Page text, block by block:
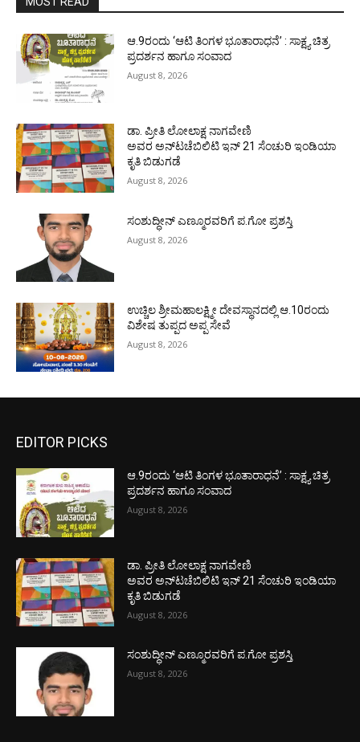
ಆ.9ರಂದು ‘ಆಟಿ ತಿಂಗಳ ಭೂತಾರಾಧನೆ’ : ಸಾಕ್ಷ್ಯ ಚಿತ್ರ
ಪ್ರದರ್ಶನ ಹಾಗೂ ಸಂವಾದ
August 8, 2026
ಡಾ. ಪ್ರೀತಿ ಲೋಲಾಕ್ಷ ನಾಗವೇಣಿ
ಅವರ ಅನ್‌ಟಚೆಬಿಲಿಟಿ ಇನ್ 21 ಸೆಂಚುರಿ ಇಂಡಿಯಾ
ಕೃತಿ ಬಿಡುಗಡೆ
August 8, 2026
ಸಂಶುದ್ಧೀನ್ ಎಣ್ಮೂರವರಿಗೆ ಪ.ಗೋ ಪ್ರಶಸ್ತಿ
August 8, 2026
ಉಚ್ಚಿಲ ಶ್ರೀಮಹಾಲಕ್ಷ್ಮೀ ದೇವಸ್ಥಾನದಲ್ಲಿ ಆ.10ರಂದು
ವಿಶೇಷ ತುಪ್ಪದ ಅಪ್ಪ ಸೇವೆ
August 8, 2026
EDITOR PICKS
ಆ.9ರಂದು ‘ಆಟಿ ತಿಂಗಳ ಭೂತಾರಾಧನೆ’ : ಸಾಕ್ಷ್ಯ ಚಿತ್ರ
ಪ್ರದರ್ಶನ ಹಾಗೂ ಸಂವಾದ
August 8, 2026
ಡಾ. ಪ್ರೀತಿ ಲೋಲಾಕ್ಷ ನಾಗವೇಣಿ
ಅವರ ಅನ್‌ಟಚೆಬಿಲಿಟಿ ಇನ್ 21 ಸೆಂಚುರಿ ಇಂಡಿಯಾ
ಕೃತಿ ಬಿಡುಗಡೆ
August 8, 2026
ಸಂಶುದ್ಧೀನ್ ಎಣ್ಮೂರವರಿಗೆ ಪ.ಗೋ ಪ್ರಶಸ್ತಿ
August 8, 2026